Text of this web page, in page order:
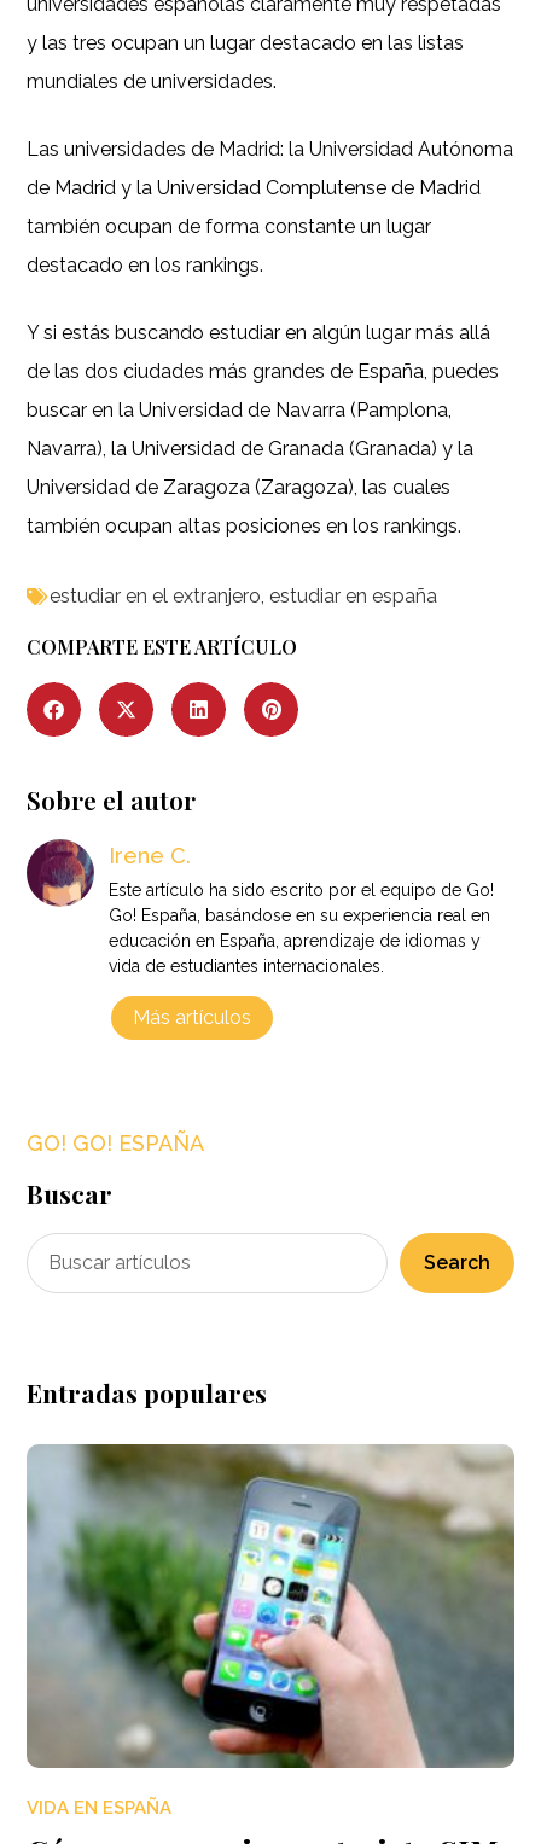
universidades españolas claramente muy respetadas
y las tres ocupan un lugar destacado en las listas
mundiales de universidades.
Las universidades de Madrid: la Universidad Autónoma
de Madrid y la Universidad Complutense de Madrid
también ocupan de forma constante un lugar
destacado en los rankings.
Y si estás buscando estudiar en algún lugar más allá
de las dos ciudades más grandes de España, puedes
buscar en la Universidad de Navarra (Pamplona,
Navarra), la Universidad de Granada (Granada) y la
Universidad de Zaragoza (Zaragoza), las cuales
también ocupan altas posiciones en los rankings.
estudiar en el extranjero,estudiar en españa
COMPARTE ESTE ARTÍCULO
Sobre el autor
Irene C.
Este artículo ha sido escrito por el equipo de Go!
Go! España, basándose en su experiencia real en
educación en España, aprendizaje de idiomas y
vida de estudiantes internacionales.
Más artículos
GO! GO! ESPAÑA
Buscar
Search
Entradas populares
VIDA EN ESPAÑA